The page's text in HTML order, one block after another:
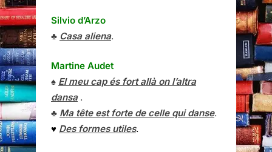
Silvio d’Arzo
♣ Casa aliena.
Martine Audet
♠ El meu cap és fort allà on l’altra
dansa.
♣ Ma tête est forte de celle qui danse.
♥ Des formes utiles.